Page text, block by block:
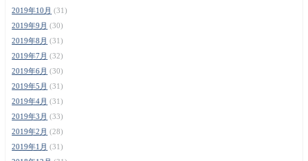
2019年10月 (31)
2019年9月 (30)
2019年8月 (31)
2019年7月 (32)
2019年6月 (30)
2019年5月 (31)
2019年4月 (31)
2019年3月 (33)
2019年2月 (28)
2019年1月 (31)